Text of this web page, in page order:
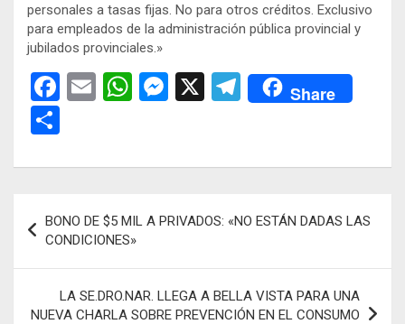
personales a tasas fijas. No para otros créditos. Exclusivo
para empleados de la administración pública provincial y
jubilados provinciales.»
F
b
o
k
E
W
s
p
p
M
n
er
X
T
gr
m
Share
m
p
ar
tir
de
entradas
BONO DE $5 MIL A PRIVADOS: «NO ESTÁN DADAS LAS
CONDICIONES»
LA SE.DRO.NAR. LLEGA A BELLA VISTA PARA UNA
NUEVA CHARLA SOBRE PREVENCIÓN EN EL CONSUMO